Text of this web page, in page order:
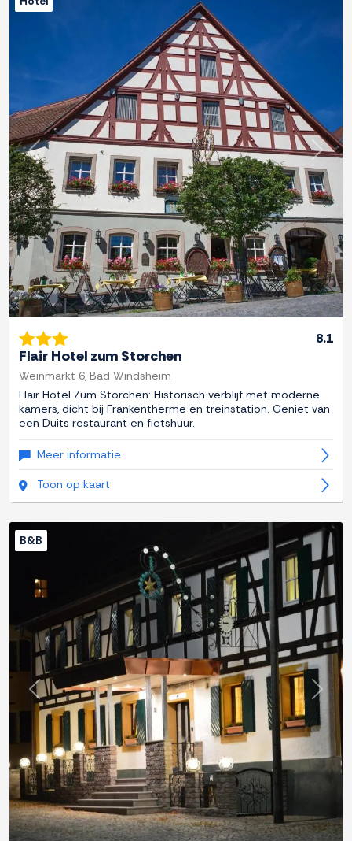
Previous Next
8.1
Flair Hotel zum Storchen
Weinmarkt 6, Bad Windsheim
Flair Hotel Zum Storchen: Historisch verblijf met moderne
kamers, dicht bij Frankentherme en treinstation. Geniet van
een Duits restaurant en fietshuur.
Meer informatie
Toon op kaart
Previous Next
B&B